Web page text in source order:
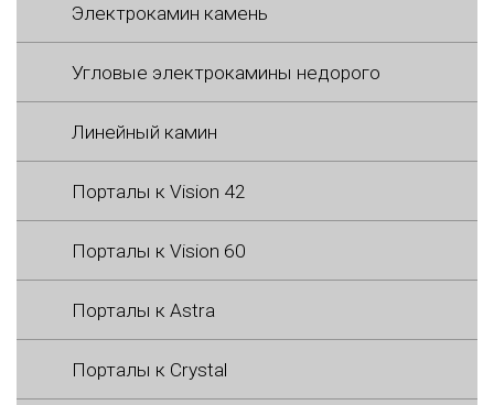
Электрокамин камень
Угловые электрокамины недорого
Линейный камин
Порталы к Vision 42
Порталы к Vision 60
Порталы к Astra
Порталы к Crystal